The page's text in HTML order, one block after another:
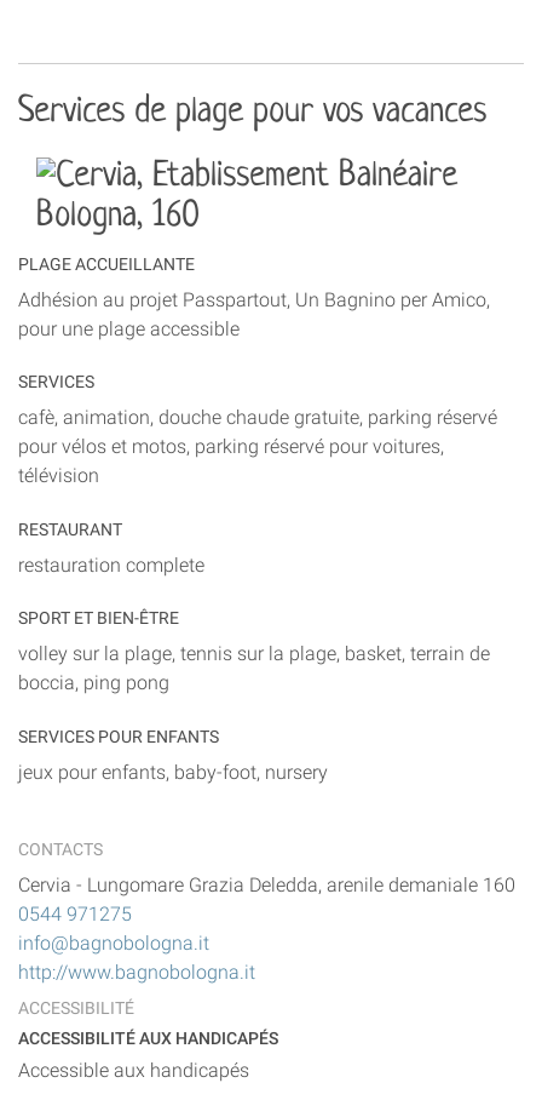
Services de plage pour vos vacances
PLAGE ACCUEILLANTE
Adhésion au projet Passpartout, Un Bagnino per Amico,
pour une plage accessible
SERVICES
cafè, animation, douche chaude gratuite, parking réservé
pour vélos et motos, parking réservé pour voitures,
télévision
RESTAURANT
restauration complete
SPORT ET BIEN-ÊTRE
volley sur la plage, tennis sur la plage, basket, terrain de
boccia, ping pong
SERVICES POUR ENFANTS
jeux pour enfants, baby-foot, nursery
CONTACTS
Cervia - Lungomare Grazia Deledda, arenile demaniale 160
0544 971275
info@bagnobologna.it
http://www.bagnobologna.it
ACCESSIBILITÉ
ACCESSIBILITÉ AUX HANDICAPÉS
Accessible aux handicapés